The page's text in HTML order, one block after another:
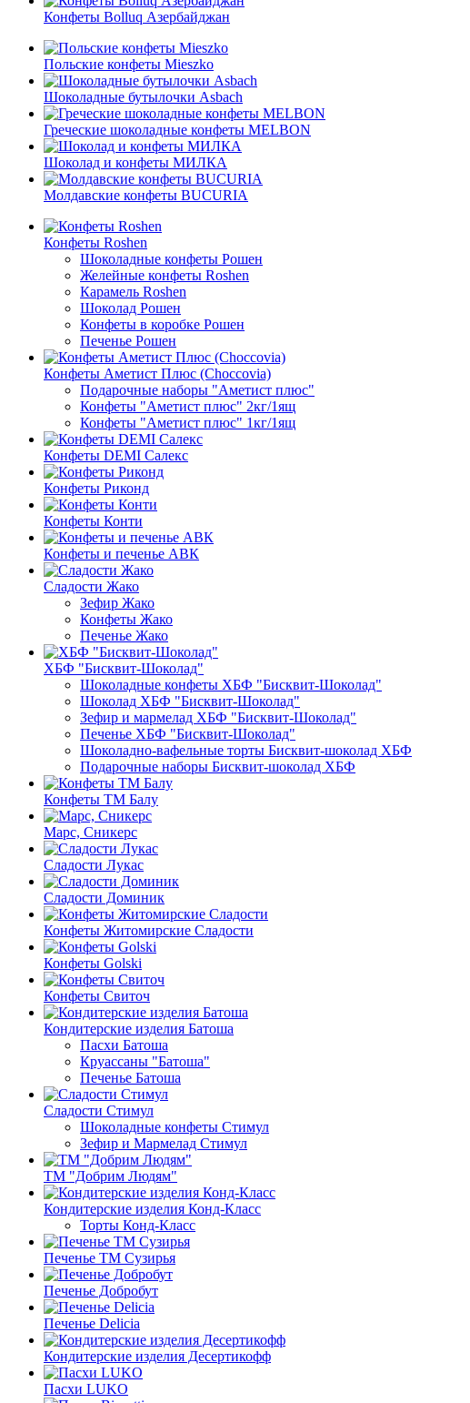
Конфеты Bolluq Азербайджан
Польские конфеты Mieszko
Шоколадные бутылочки Asbach
Греческие шоколадные конфеты MELBON
Шоколад и конфеты МИЛКА
Молдавские конфеты BUCURIA
Конфеты Roshen
Шоколадные конфеты Рошен
Желейные конфеты Roshen
Карамель Roshen
Шоколад Рошен
Конфеты в коробке Рошен
Печенье Рошен
Конфеты Аметист Плюс (Choccovia)
Подарочные наборы "Аметист плюс"
Конфеты "Аметист плюс" 2кг/1ящ
Конфеты "Аметист плюс" 1кг/1ящ
Конфеты DEMI Салекс
Конфеты Риконд
Конфеты Конти
Конфеты и печенье АВК
Сладости Жако
Зефир Жако
Конфеты Жако
Печенье Жако
ХБФ "Бисквит-Шоколад"
Шоколадные конфеты ХБФ "Бисквит-Шоколад"
Шоколад ХБФ "Бисквит-Шоколад"
Зефир и мармелад ХБФ "Бисквит-Шоколад"
Печенье ХБФ "Бисквит-Шоколад"
Шоколадно-вафельные торты Бисквит-шоколад ХБФ
Подарочные наборы Бисквит-шоколад ХБФ
Конфеты ТМ Балу
Марс, Сникерс
Сладости Лукас
Сладости Доминик
Конфеты Житомирские Сладости
Конфеты Golski
Конфеты Свиточ
Кондитерские изделия Батоша
Пасхи Батоша
Круассаны "Батоша"
Печенье Батоша
Сладости Стимул
Шоколадные конфеты Стимул
Зефир и Мармелад Стимул
ТМ "Добрим Людям"
Кондитерские изделия Конд-Класс
Торты Конд-Класс
Печенье ТМ Сузирья
Печенье Добробут
Печенье Delicia
Кондитерские изделия Десертикофф
Пасхи LUKO